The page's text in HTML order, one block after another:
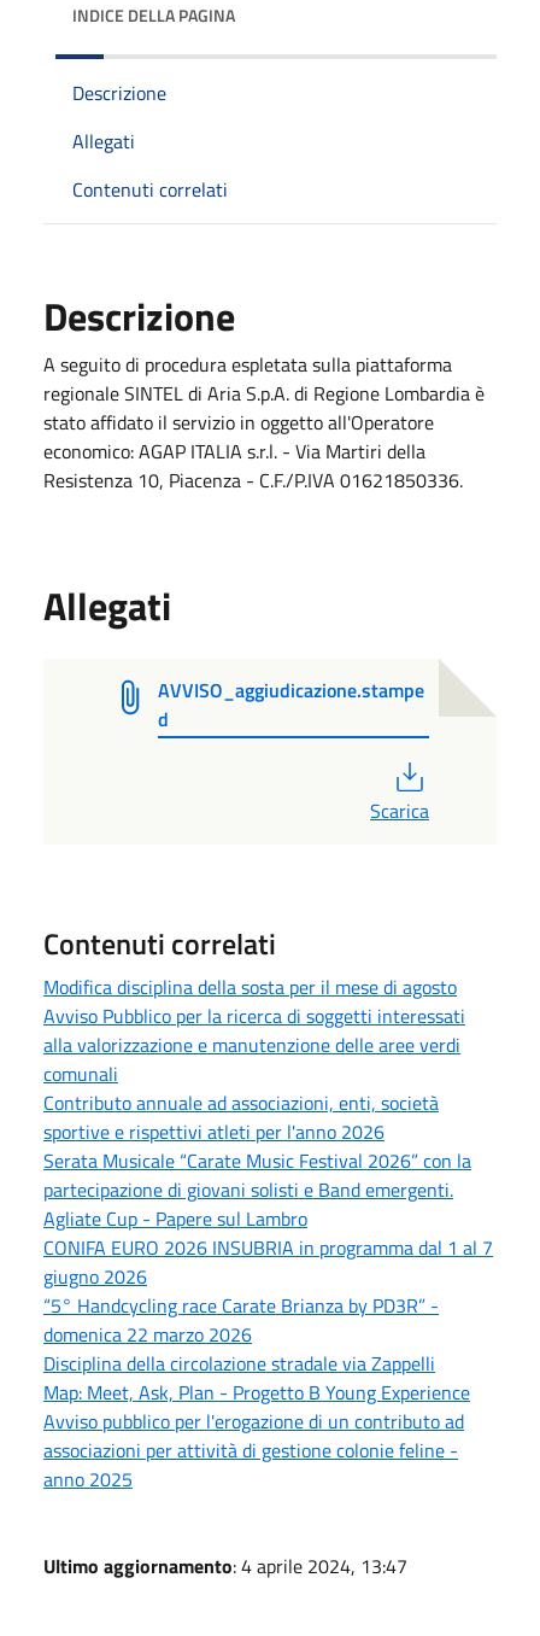
INDICE DELLA PAGINA
Descrizione
Allegati
Contenuti correlati
Descrizione
A seguito di procedura espletata sulla piattaforma
regionale SINTEL di Aria S.p.A. di Regione Lombardia è
stato affidato il servizio in oggetto all'Operatore
economico: AGAP ITALIA s.r.l. - Via Martiri della
Resistenza 10, Piacenza - C.F./P.IVA 01621850336.
Allegati
AVVISO_aggiudicazione.stampe
d
Scarica
Contenuti correlati
Modifica disciplina della sosta per il mese di agosto
Avviso Pubblico per la ricerca di soggetti interessati
alla valorizzazione e manutenzione delle aree verdi
comunali
Contributo annuale ad associazioni, enti, società
sportive e rispettivi atleti per l'anno 2026
Serata Musicale “Carate Music Festival 2026” con la
partecipazione di giovani solisti e Band emergenti.
Agliate Cup - Papere sul Lambro
CONIFA EURO 2026 INSUBRIA in programma dal 1 al 7
giugno 2026
“5° Handcycling race Carate Brianza by PD3R” -
domenica 22 marzo 2026
Disciplina della circolazione stradale via Zappelli
Map: Meet, Ask, Plan - Progetto B Young Experience
Avviso pubblico per l'erogazione di un contributo ad
associazioni per attività di gestione colonie feline -
anno 2025
Ultimo aggiornamento: 4 aprile 2024, 13:47